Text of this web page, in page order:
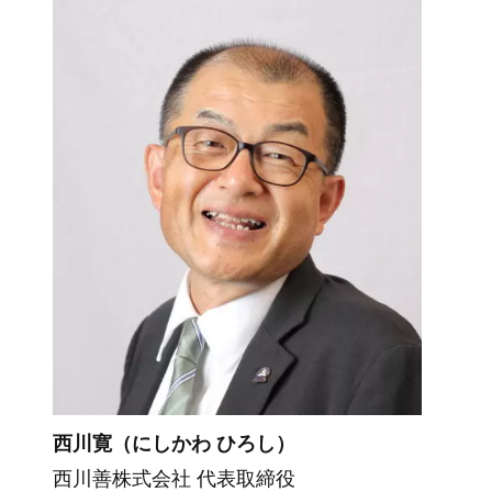
西川寛（にしかわ ひろし）
西川善株式会社 代表取締役